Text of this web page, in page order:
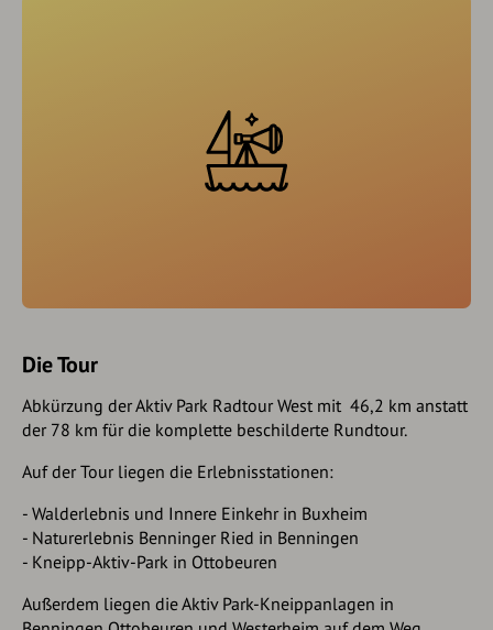
Die Tour
Abkürzung der Aktiv Park Radtour West mit 46,2 km anstatt
der 78 km für die komplette beschilderte Rundtour.
Auf der Tour liegen die Erlebnisstationen:
- Walderlebnis und Innere Einkehr in Buxheim
- Naturerlebnis Benninger Ried in Benningen
- Kneipp-Aktiv-Park in Ottobeuren
Außerdem liegen die Aktiv Park-Kneippanlagen in